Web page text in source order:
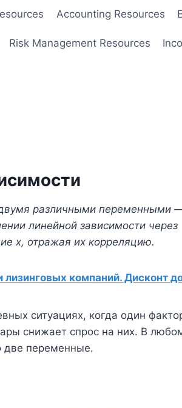
Accounting Resources
Risk Management Resources
различными переменными
линейной зависимости через
x, отражая их корреляцию.
компаний. Дисконт
ситуациях, когда один
снижает спрос на них. В
две переменные.